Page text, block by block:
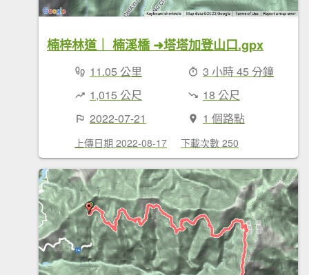
楠梓林道｜ 楠溪橋 ➜塔塔加登山口.gpx
11.05 公里
3 小時 45 分鐘
1,015 公尺
18 公尺
2022-07-21
1 個路點
上傳日期 2022-08-17 下載次數 250